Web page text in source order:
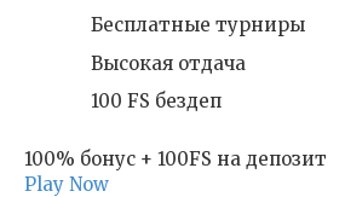
Бесплатные турниры
Высокая отдача
100 FS бездеп
100% бонус + 100FS на депозит
Play Now